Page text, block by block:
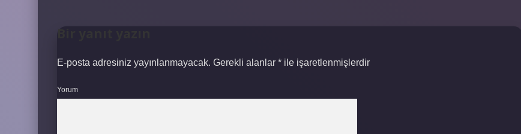
E-posta adresiniz yayınlanmayacak. Gerekli alanlar * ile işaretlenmişlerdir
Yorum